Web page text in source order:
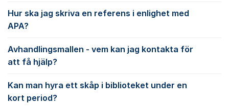
Hur ska jag skriva en referens i enlighet med
APA?
Avhandlingsmallen - vem kan jag kontakta för
att få hjälp?
Kan man hyra ett skåp i biblioteket under en
kort period?